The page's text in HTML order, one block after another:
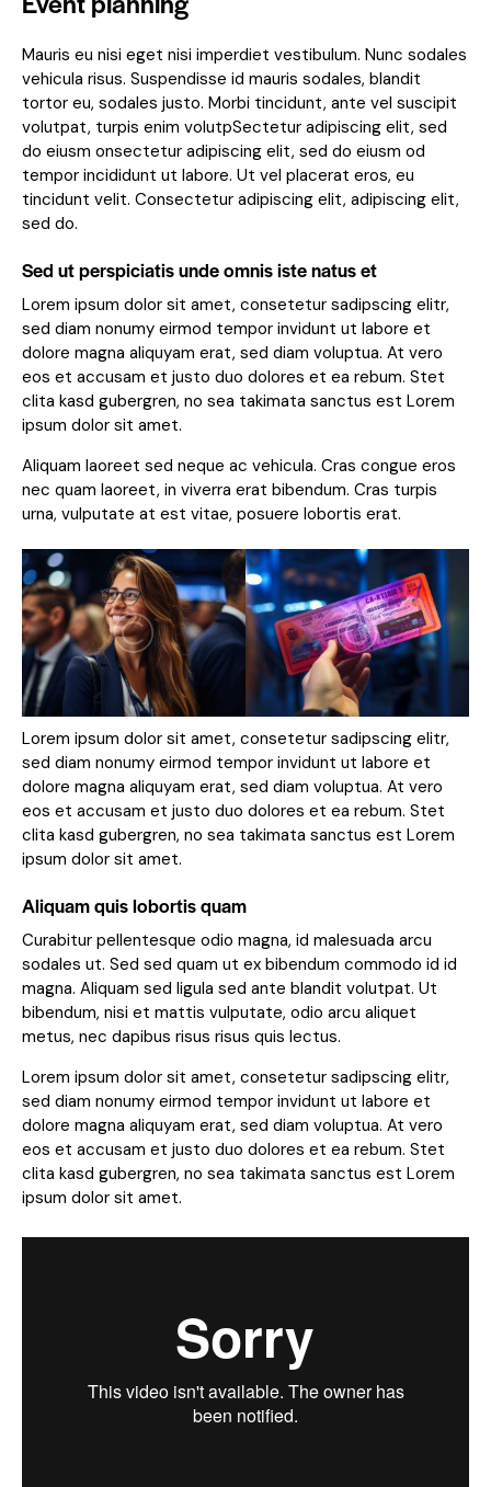
Mauris eu nisi eget nisi imperdiet vestibulum. Nunc sodales
vehicula risus. Suspendisse id mauris sodales, blandit
tortor eu, sodales justo. Morbi tincidunt, ante vel suscipit
volutpat, turpis enim volutpSectetur adipiscing elit, sed
do eiusm onsectetur adipiscing elit, sed do eiusm od
tempor incididunt ut labore. Ut vel placerat eros, eu
tincidunt velit. Consectetur adipiscing elit, adipiscing elit,
sed do.
Sed ut perspiciatis unde omnis iste natus et
Lorem ipsum dolor sit amet, consetetur sadipscing elitr,
sed diam nonumy eirmod tempor invidunt ut labore et
dolore magna aliquyam erat, sed diam voluptua. At vero
eos et accusam et justo duo dolores et ea rebum. Stet
clita kasd gubergren, no sea takimata sanctus est Lorem
ipsum dolor sit amet.
Aliquam laoreet sed neque ac vehicula. Cras congue eros
nec quam laoreet, in viverra erat bibendum. Cras turpis
urna, vulputate at est vitae, posuere lobortis erat.
Lorem ipsum dolor sit amet, consetetur sadipscing elitr,
sed diam nonumy eirmod tempor invidunt ut labore et
dolore magna aliquyam erat, sed diam voluptua. At vero
eos et accusam et justo duo dolores et ea rebum. Stet
clita kasd gubergren, no sea takimata sanctus est Lorem
ipsum dolor sit amet.
Aliquam quis lobortis quam
Curabitur pellentesque odio magna, id malesuada arcu
sodales ut. Sed sed quam ut ex bibendum commodo id id
magna. Aliquam sed ligula sed ante blandit volutpat. Ut
bibendum, nisi et mattis vulputate, odio arcu aliquet
metus, nec dapibus risus risus quis lectus.
Lorem ipsum dolor sit amet, consetetur sadipscing elitr,
sed diam nonumy eirmod tempor invidunt ut labore et
dolore magna aliquyam erat, sed diam voluptua. At vero
eos et accusam et justo duo dolores et ea rebum. Stet
clita kasd gubergren, no sea takimata sanctus est Lorem
ipsum dolor sit amet.